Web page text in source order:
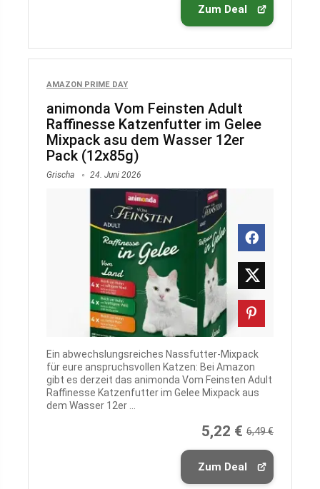
Zum Deal
AMAZON PRIME DAY
animonda Vom Feinsten Adult
Raffinesse Katzenfutter im Gelee
Mixpack asu dem Wasser 12er
Pack (12x85g)
Grischa 24. Juni 2026
Ein abwechslungsreiches Nassfutter-Mixpack
für eure anspruchsvollen Katzen: Bei Amazon
gibt es derzeit das animonda Vom Feinsten Adult
Raffinesse Katzenfutter im Gelee Mixpack aus
dem Wasser 12er ...
5,22 € 6,49 €
Zum Deal